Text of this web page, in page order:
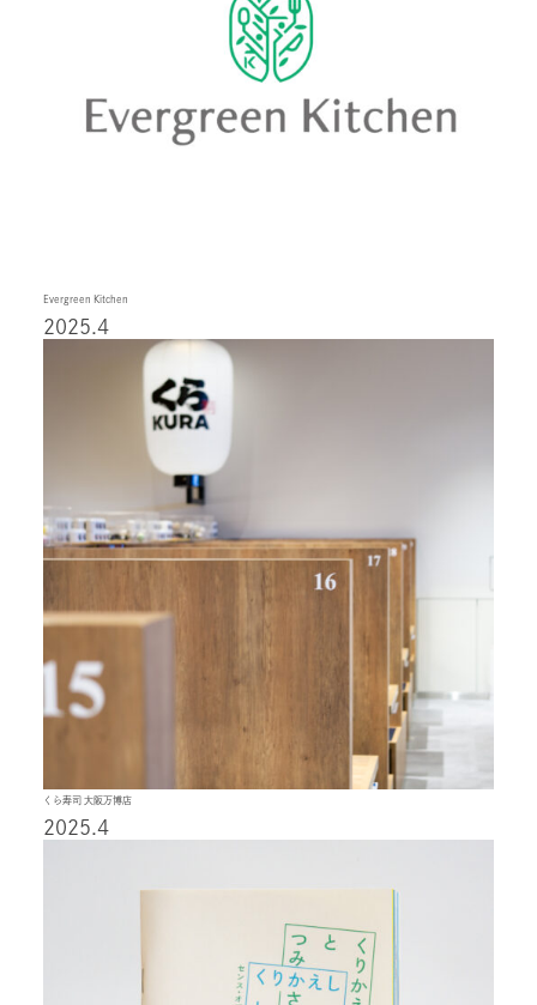
Evergreen Kitchen
2025.4
くら寿司 大阪万博店
2025.4